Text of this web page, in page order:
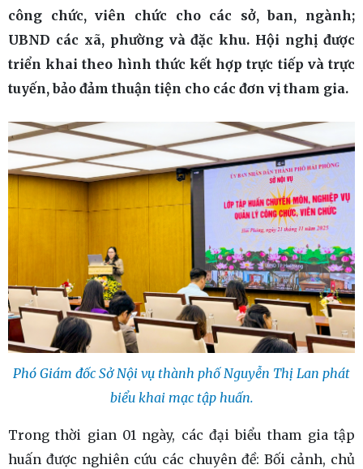
công chức, viên chức cho các sở, ban, ngành;
UBND các xã, phường và đặc khu. Hội nghị được
triển khai theo hình thức kết hợp trực tiếp và trực
tuyến, bảo đảm thuận tiện cho các đơn vị tham gia.
Phó Giám đốc Sở Nội vụ thành phố Nguyễn Thị Lan phát
biểu khai mạc tập huấn.
Trong thời gian 01 ngày, các đại biểu tham gia tập
huấn được nghiên cứu các chuyên đề: Bối cảnh, chủ